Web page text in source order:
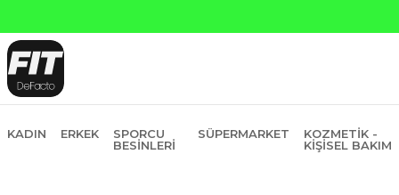
KADIN ERKEK
SPORCU
BESINLERI
SÜPERMARKET
KOZMETIK -
KIŞISEL BAKIM